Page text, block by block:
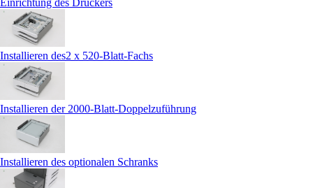
Einrichtung des Druckers
Installieren des2 x 520-Blatt-Fachs
Installieren der 2000-Blatt-Doppelzuführung
Installieren des optionalen Schranks